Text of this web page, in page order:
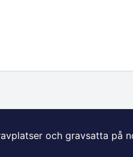
och gravsatta på